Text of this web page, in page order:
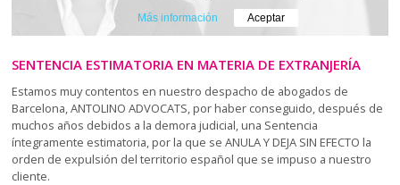
SENTENCIA ESTIMATORIA EN MATERIA DE EXTRANJERÍA
Estamos muy contentos en nuestro despacho de abogados de
Barcelona, ANTOLINO ADVOCATS, por haber conseguido, después de
muchos años debidos a la demora judicial, una Sentencia
íntegramente estimatoria, por la que se ANULA Y DEJA SIN EFECTO la
orden de expulsión del territorio español que se impuso a nuestro
cliente.
Más información Aceptar